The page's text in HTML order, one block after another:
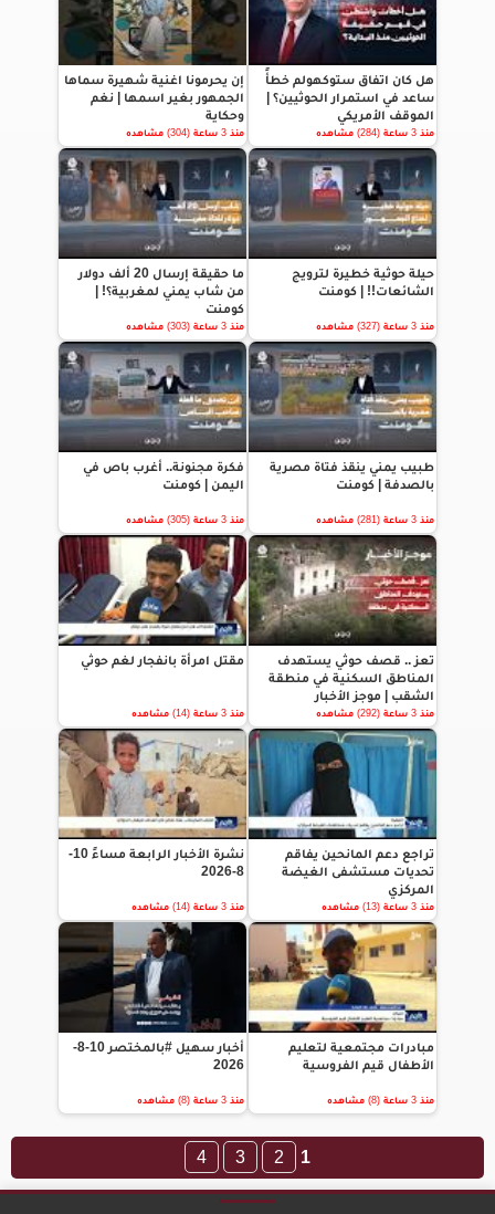
هل كان اتفاق ستوكهولم خطأً
ساعد في استمرار الحوثيين؟ |
الموقف الأمريكي
منذ 3 ساعة (284) مشاهده
إن يحرمونا اغنية شهيرة سماها
الجمهور بغير اسمها | نغم
وحكاية
منذ 3 ساعة (304) مشاهده
حيلة حوثية خطيرة لترويج
الشائعات!! | كومنت
منذ 3 ساعة (327) مشاهده
ما حقيقة إرسال 20 ألف دولار
من شاب يمني لمغربية؟! |
كومنت
منذ 3 ساعة (303) مشاهده
طبيب يمني ينقذ فتاة مصرية
بالصدفة | كومنت
منذ 3 ساعة (281) مشاهده
فكرة مجنونة.. أغرب باص في
اليمن | كومنت
منذ 3 ساعة (305) مشاهده
تعز .. قصف حوثي يستهدف
المناطق السكنية في منطقة
الشقب | موجز الأخبار
منذ 3 ساعة (292) مشاهده
مقتل امرأة بانفجار لغم حوثي
منذ 3 ساعة (14) مشاهده
تراجع دعم المانحين يفاقم
تحديات مستشفى الغيضة
المركزي
منذ 3 ساعة (13) مشاهده
نشرة الأخبار الرابعة مساءً 10-
8-2026
منذ 3 ساعة (14) مشاهده
مبادرات مجتمعية لتعليم
الأطفال قيم الفروسية
منذ 3 ساعة (8) مشاهده
أخبار سهيل #بالمختصر 10-8-
2026
منذ 3 ساعة (8) مشاهده
1
2
3
4